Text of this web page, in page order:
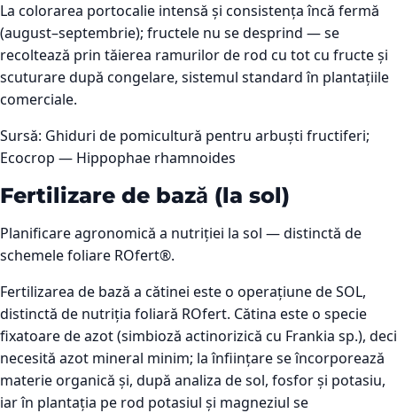
La colorarea portocalie intensă și consistența încă fermă
(august–septembrie); fructele nu se desprind — se
recoltează prin tăierea ramurilor de rod cu tot cu fructe și
scuturare după congelare, sistemul standard în plantațiile
comerciale.
Sursă: Ghiduri de pomicultură pentru arbuști fructiferi;
Ecocrop — Hippophae rhamnoides
Fertilizare de bază (la sol)
Planificare agronomică a nutriției la sol — distinctă de
schemele foliare ROfert®.
Fertilizarea de bază a cătinei este o operațiune de SOL,
distinctă de nutriția foliară ROfert. Cătina este o specie
fixatoare de azot (simbioză actinorizică cu Frankia sp.), deci
necesită azot mineral minim; la înființare se încorporează
materie organică și, după analiza de sol, fosfor și potasiu,
iar în plantația pe rod potasiul și magneziul se